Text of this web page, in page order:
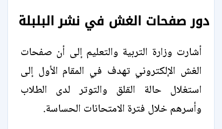
دور صفحات الغش في نشر البلبلة
أشارت وزارة التربية والتعليم إلى أن صفحات
الغش الإلكتروني تهدف في المقام الأول إلى
استغلال حالة القلق والتوتر لدى الطلاب
وأسرهم خلال فترة الامتحانات الحساسة.